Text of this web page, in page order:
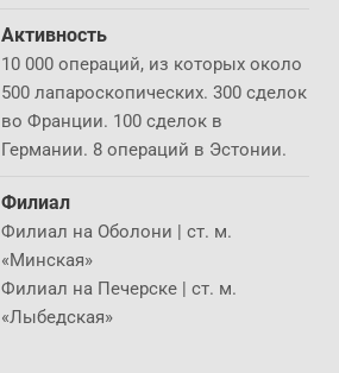
Активность
10 000 операций, из которых около
500 лапароскопических. 300 сделок
во Франции. 100 сделок в
Германии. 8 операций в Эстонии.
Филиал
Филиал на Оболони | ст. м.
«Минская»
Филиал на Печерске | ст. м.
«Лыбедская»